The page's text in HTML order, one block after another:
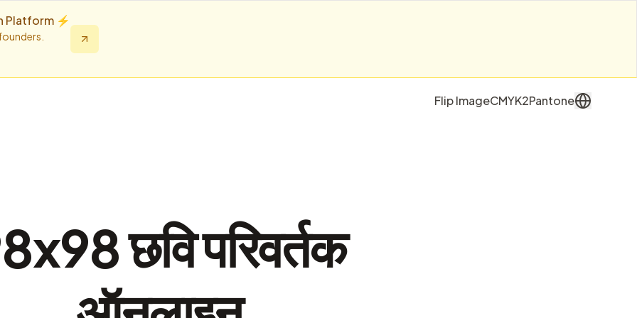
Platform ⚡️
Flip ImageCMYK2Pantone
छवि परिवर्तक